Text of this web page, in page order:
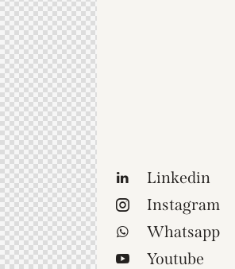
Linkedin
Instagram
Whatsapp
Youtube